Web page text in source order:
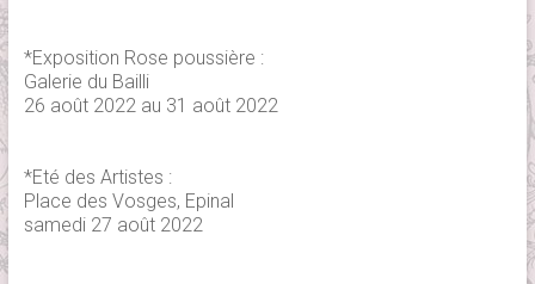
*Exposition Rose poussière :
Galerie du Bailli
26 août 2022 au 31 août 2022
*Eté des Artistes :
Place des Vosges, Epinal
samedi 27 août 2022